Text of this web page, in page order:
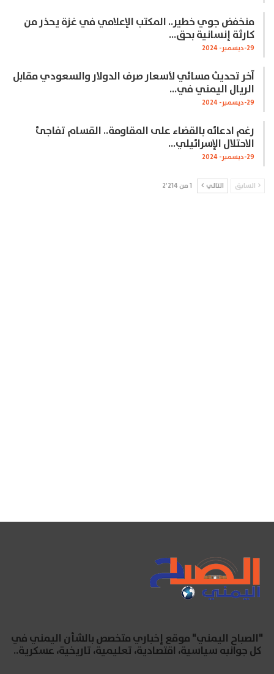
منخفض جوي خطير.. المكتب الإعلامي في غزة يحذر من
كارثة إنسانية بحق…
29-ديسمبر- 2024
آخر تحديث مسائي لأسعار صرف الدولار والسعودي مقابل
الريال اليمني في…
29-ديسمبر- 2024
رغم ادعائه بالقضاء على المقاومة.. القسام تفاجئ
الاحتلال الإسرائيلي…
29-ديسمبر- 2024
السابق التالي 1 من 2٬214
"الصباح اليمني" موقع إخباري متخصص بالشأن اليمني في
كل جوانبه سياسية، اقتصادية، تعليمية، تاريخية، عسكرية..